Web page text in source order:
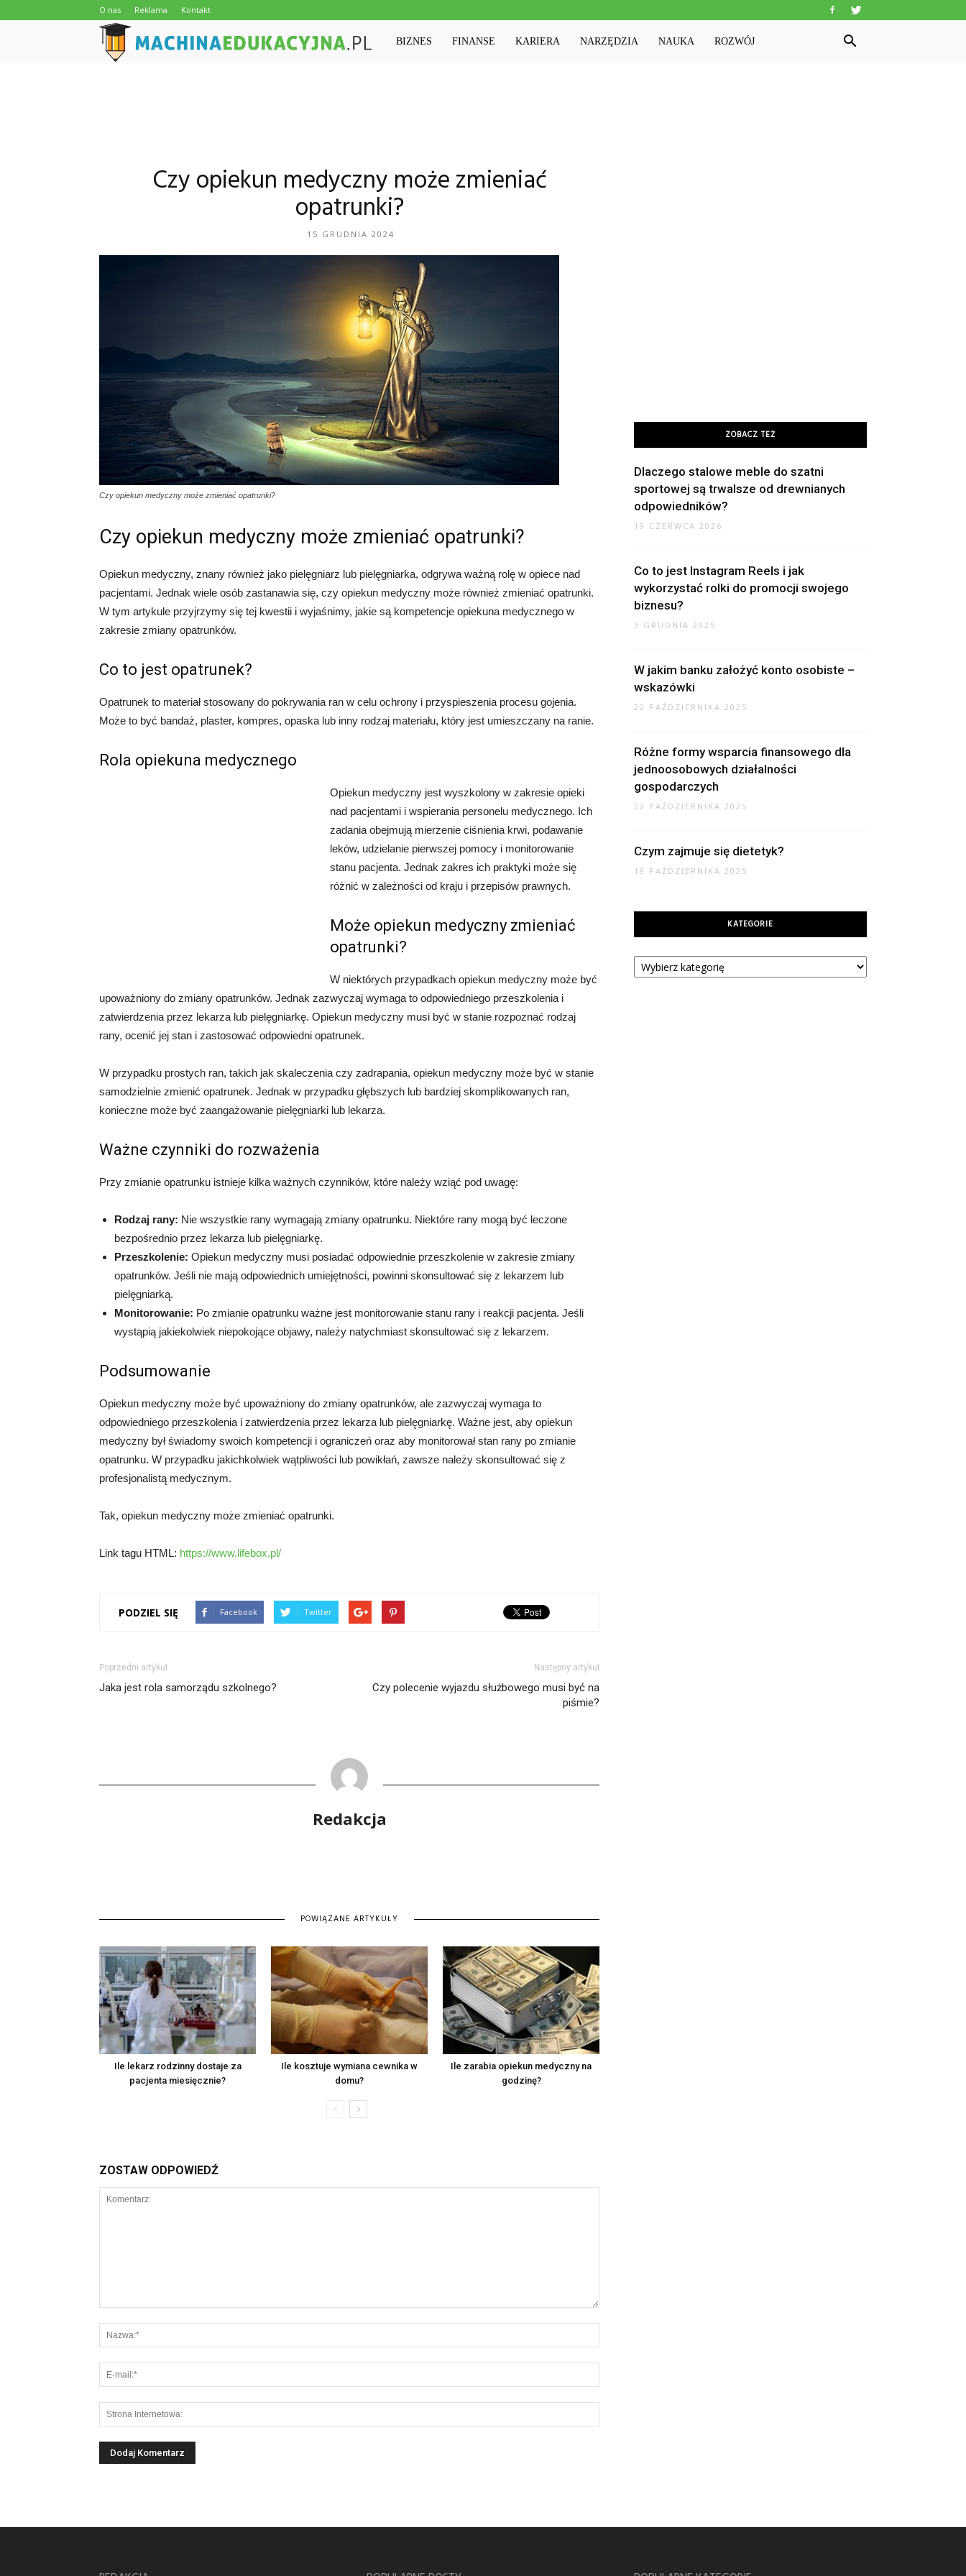
O nas Reklama Kontakt
Machinaedukacyjna.pl
BIZNES FINANSE KARIERA NARZĘDZIA NAUKA ROZWÓJ
Czy opiekun medyczny może zmieniać
opatrunki?
15 GRUDNIA 2024
Czy opiekun medyczny może zmieniać opatrunki?
Czy opiekun medyczny może zmieniać opatrunki?
Opiekun medyczny, znany również jako pielęgniarz lub pielęgniarka, odgrywa ważną rolę w opiece nad
pacjentami. Jednak wiele osób zastanawia się, czy opiekun medyczny może również zmieniać opatrunki.
W tym artykule przyjrzymy się tej kwestii i wyjaśnimy, jakie są kompetencje opiekuna medycznego w
zakresie zmiany opatrunków.
Co to jest opatrunek?
Opatrunek to materiał stosowany do pokrywania ran w celu ochrony i przyspieszenia procesu gojenia.
Może to być bandaż, plaster, kompres, opaska lub inny rodzaj materiału, który jest umieszczany na ranie.
Rola opiekuna medycznego
Opiekun medyczny jest wyszkolony w zakresie opieki
nad pacjentami i wspierania personelu medycznego. Ich
zadania obejmują mierzenie ciśnienia krwi, podawanie
leków, udzielanie pierwszej pomocy i monitorowanie
stanu pacjenta. Jednak zakres ich praktyki może się
różnić w zależności od kraju i przepisów prawnych.
Może opiekun medyczny zmieniać
opatrunki?
W niektórych przypadkach opiekun medyczny może być
upoważniony do zmiany opatrunków. Jednak zazwyczaj wymaga to odpowiedniego przeszkolenia i
zatwierdzenia przez lekarza lub pielęgniarkę. Opiekun medyczny musi być w stanie rozpoznać rodzaj
rany, ocenić jej stan i zastosować odpowiedni opatrunek.
W przypadku prostych ran, takich jak skaleczenia czy zadrapania, opiekun medyczny może być w stanie
samodzielnie zmienić opatrunek. Jednak w przypadku głębszych lub bardziej skomplikowanych ran,
konieczne może być zaangażowanie pielęgniarki lub lekarza.
Ważne czynniki do rozważenia
Przy zmianie opatrunku istnieje kilka ważnych czynników, które należy wziąć pod uwagę:
Rodzaj rany: Nie wszystkie rany wymagają zmiany opatrunku. Niektóre rany mogą być leczone
bezpośrednio przez lekarza lub pielęgniarkę.
Przeszkolenie: Opiekun medyczny musi posiadać odpowiednie przeszkolenie w zakresie zmiany
opatrunków. Jeśli nie mają odpowiednich umiejętności, powinni skonsultować się z lekarzem lub
pielęgniarką.
Monitorowanie: Po zmianie opatrunku ważne jest monitorowanie stanu rany i reakcji pacjenta. Jeśli
wystąpią jakiekolwiek niepokojące objawy, należy natychmiast skonsultować się z lekarzem.
Podsumowanie
Opiekun medyczny może być upoważniony do zmiany opatrunków, ale zazwyczaj wymaga to
odpowiedniego przeszkolenia i zatwierdzenia przez lekarza lub pielęgniarkę. Ważne jest, aby opiekun
medyczny był świadomy swoich kompetencji i ograniczeń oraz aby monitorował stan rany po zmianie
opatrunku. W przypadku jakichkolwiek wątpliwości lub powikłań, zawsze należy skonsultować się z
profesjonalistą medycznym.
Tak, opiekun medyczny może zmieniać opatrunki.
Link tagu HTML: https://www.lifebox.pl/
PODZIEL SIĘ Facebook Twitter
Poprzedni artykuł
Jaka jest rola samorządu szkolnego?
Następny artykuł
Czy polecenie wyjazdu służbowego musi być na
piśmie?
Redakcja
POWIĄZANE ARTYKUŁY
Ile lekarz rodzinny dostaje za
pacjenta miesięcznie?
Ile kosztuje wymiana cewnika w
domu?
Ile zarabia opiekun medyczny na
godzinę?
ZOSTAW ODPOWIEDŹ
ZOBACZ TEŻ
Dlaczego stalowe meble do szatni
sportowej są trwalsze od drewnianych
odpowiedników?
19 CZERWCA 2026
Co to jest Instagram Reels i jak
wykorzystać rolki do promocji swojego
biznesu?
3 GRUDNIA 2025
W jakim banku założyć konto osobiste –
wskazówki
22 PAŹDZIERNIKA 2025
Różne formy wsparcia finansowego dla
jednoosobowych działalności
gospodarczych
22 PAŹDZIERNIKA 2025
Czym zajmuje się dietetyk?
19 PAŹDZIERNIKA 2025
KATEGORIE
Kategorie